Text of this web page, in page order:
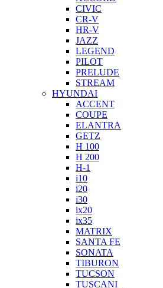
CIVIC
CR-V
HR-V
JAZZ
LEGEND
PILOT
PRELUDE
STREAM
HYUNDAI
ACCENT
COUPE
ELANTRA
GETZ
H 100
H 200
H-1
i10
i20
i30
ix20
ix35
MATRIX
SANTA FE
SONATA
TIBURON
TUCSON
TUSCANI